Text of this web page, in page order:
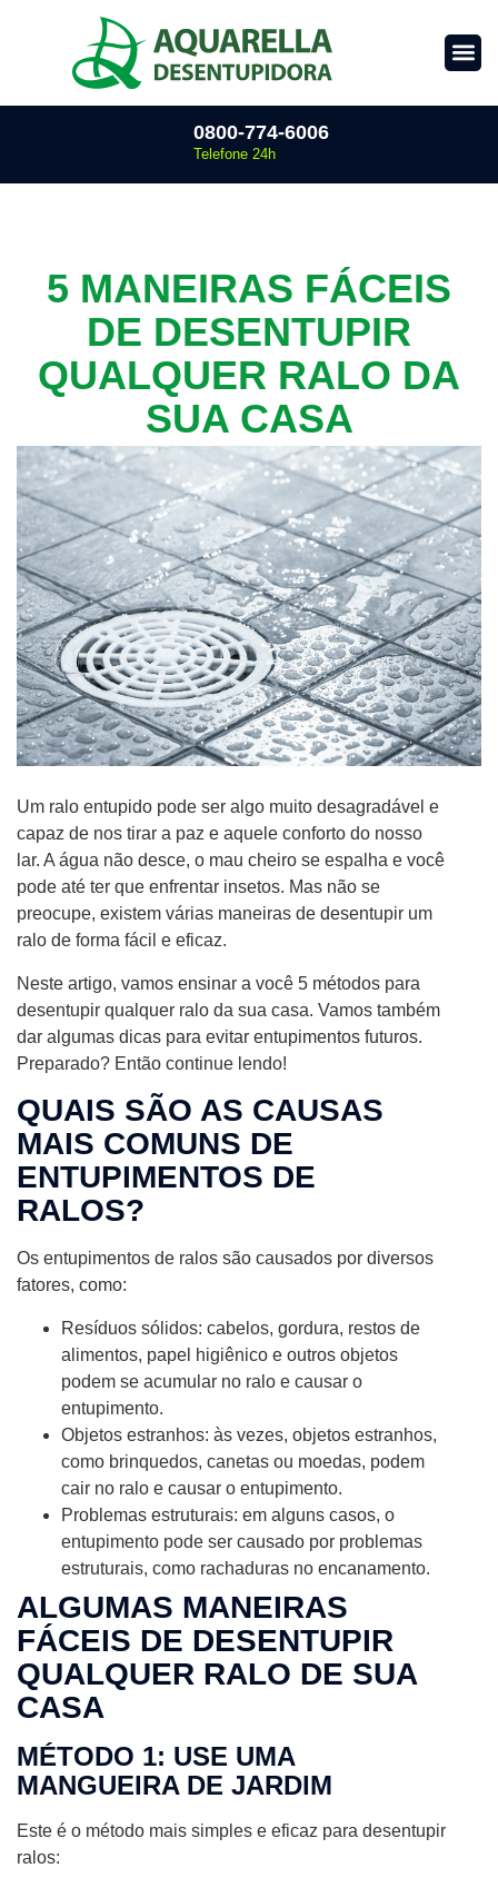
0800-774-6006
Telefone 24h
5 MANEIRAS FÁCEIS
DE DESENTUPIR
QUALQUER RALO DA
SUA CASA
Um ralo entupido pode ser algo muito desagradável e
capaz de nos tirar a paz e aquele conforto do nosso
lar. A água não desce, o mau cheiro se espalha e você
pode até ter que enfrentar insetos. Mas não se
preocupe, existem várias maneiras de desentupir um
ralo de forma fácil e eficaz.
Neste artigo, vamos ensinar a você 5 métodos para
desentupir qualquer ralo da sua casa. Vamos também
dar algumas dicas para evitar entupimentos futuros.
Preparado? Então continue lendo!
QUAIS SÃO AS CAUSAS
MAIS COMUNS DE
ENTUPIMENTOS DE
RALOS?
Os entupimentos de ralos são causados por diversos
fatores, como:
Resíduos sólidos: cabelos, gordura, restos de
alimentos, papel higiênico e outros objetos
podem se acumular no ralo e causar o
entupimento.
Objetos estranhos: às vezes, objetos estranhos,
como brinquedos, canetas ou moedas, podem
cair no ralo e causar o entupimento.
Problemas estruturais: em alguns casos, o
entupimento pode ser causado por problemas
estruturais, como rachaduras no encanamento.
ALGUMAS MANEIRAS
FÁCEIS DE DESENTUPIR
QUALQUER RALO DE SUA
CASA
MÉTODO 1: USE UMA
MANGUEIRA DE JARDIM
Este é o método mais simples e eficaz para desentupir
ralos: